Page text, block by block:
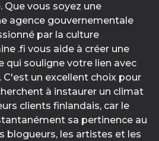
Que vous soyez une
agence gouvernementale
par la culture
.fi vous aide à créer une
qui souligne votre lien avec
C'est un excellent choix pour
à instaurer un climat
clients finlandais, car le
sa pertinence au
blogueurs, les artistes et les